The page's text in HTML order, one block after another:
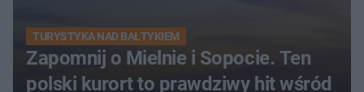
TURYSTYKA NAD BAŁTYKIEM
Zapomnij o Mielnie i Sopocie. Ten
polski kurort to prawdziwy hit wśród